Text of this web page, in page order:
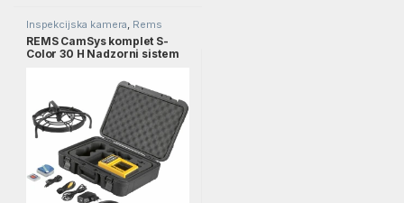
Inspekcijska kamera, Rems
REMS CamSys komplet S-
Color 30 H Nadzorni sistem